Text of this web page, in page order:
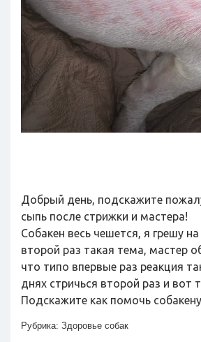
Добрый день, подскажите
сыпь после стрижки и мастера!
Собакен весь чешется, я грешу
второй раз такая тема, мастер
что типо впервые раз реакция
днях стричься второй раз и вот
Подскажите как помочь
Рубрика: Здоровье собак